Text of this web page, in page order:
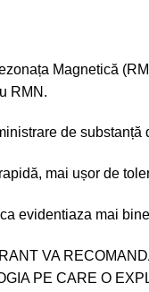
Magnetică
RMN.
de
mai ușor de
evidentiaza mai
VA
PE CARE O